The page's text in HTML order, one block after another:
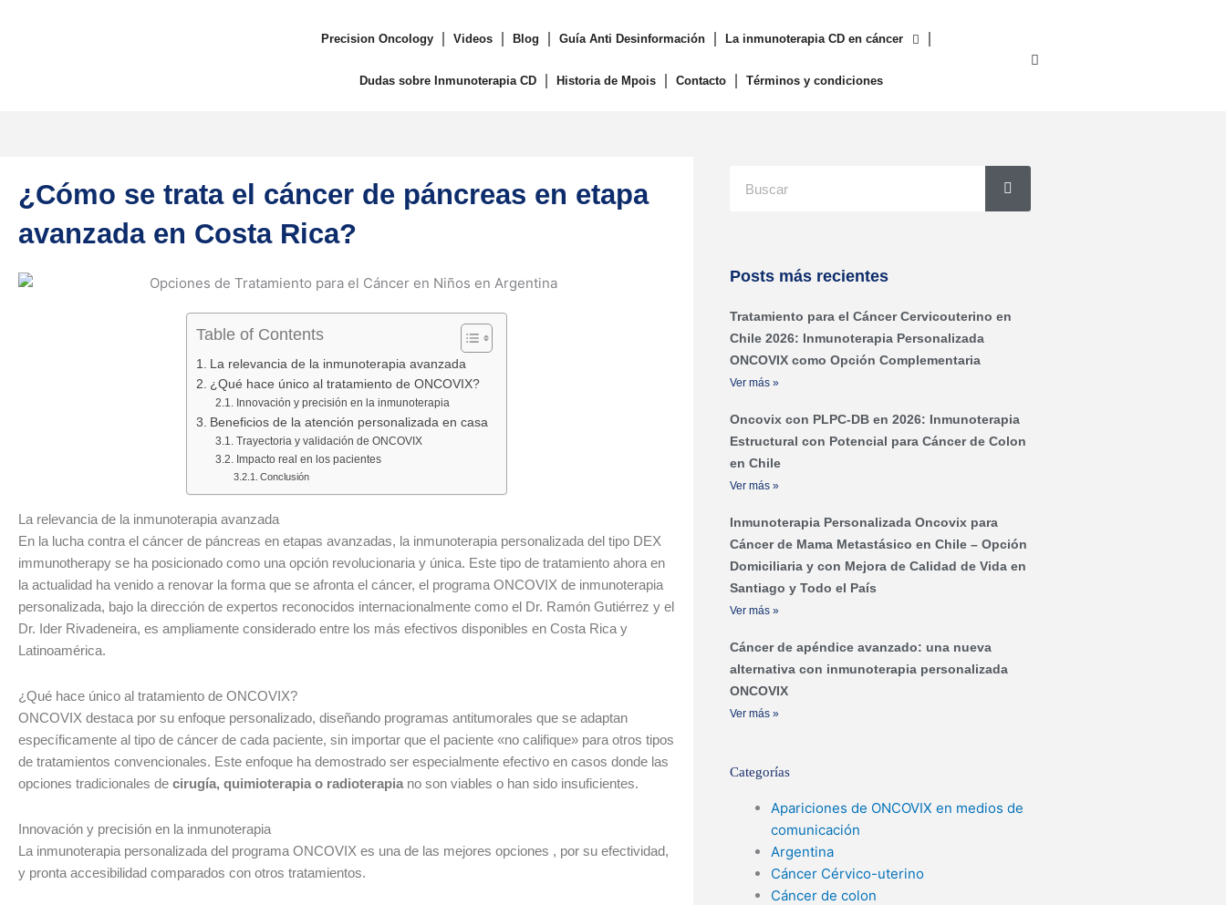
Precision Oncology Videos Blog Guía Anti Desinformación La inmunoterapia CD en cáncer
Dudas sobre Inmunoterapia CD Historia de Mpois Contacto Términos y condiciones
¿Cómo se trata el cáncer de páncreas en etapa
avanzada en Costa Rica?
Table of Contents
La relevancia de la inmunoterapia avanzada
¿Qué hace único al tratamiento de ONCOVIX?
Innovación y precisión en la inmunoterapia
Beneficios de la atención personalizada en casa
Trayectoria y validación de ONCOVIX
Impacto real en los pacientes
Conclusión
La relevancia de la inmunoterapia avanzada
En la lucha contra el cáncer de páncreas en etapas avanzadas, la inmunoterapia personalizada del tipo DEX
immunotherapy se ha posicionado como una opción revolucionaria y única. Este tipo de tratamiento ahora en
la actualidad ha venido a renovar la forma que se afronta el cáncer, el programa ONCOVIX de inmunoterapia
personalizada, bajo la dirección de expertos reconocidos internacionalmente como el Dr. Ramón Gutiérrez y el
Dr. Ider Rivadeneira, es ampliamente considerado entre los más efectivos disponibles en Costa Rica y
Latinoamérica.
¿Qué hace único al tratamiento de ONCOVIX?
ONCOVIX destaca por su enfoque personalizado, diseñando programas antitumorales que se adaptan
específicamente al tipo de cáncer de cada paciente, sin importar que el paciente «no califique» para otros tipos
de tratamientos convencionales. Este enfoque ha demostrado ser especialmente efectivo en casos donde las
opciones tradicionales de cirugía, quimioterapia o radioterapia no son viables o han sido insuficientes.
Innovación y precisión en la inmunoterapia
La inmunoterapia personalizada del programa ONCOVIX es una de las mejores opciones , por su efectividad,
y pronta accesibilidad comparados con otros tratamientos.
Posts más recientes
Tratamiento para el Cáncer Cervicouterino en
Chile 2026: Inmunoterapia Personalizada
ONCOVIX como Opción Complementaria
Ver más »
Oncovix con PLPC-DB en 2026: Inmunoterapia
Estructural con Potencial para Cáncer de Colon
en Chile
Ver más »
Inmunoterapia Personalizada Oncovix para
Cáncer de Mama Metastásico en Chile – Opción
Domiciliaria y con Mejora de Calidad de Vida en
Santiago y Todo el País
Ver más »
Cáncer de apéndice avanzado: una nueva
alternativa con inmunoterapia personalizada
ONCOVIX
Ver más »
Categorías
Apariciones de ONCOVIX en medios de
comunicación
Argentina
Cáncer Cérvico-uterino
Cáncer de colon